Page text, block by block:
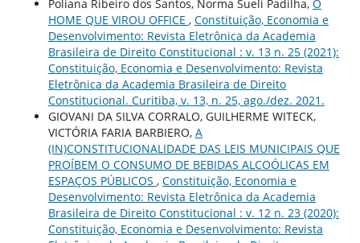
Poliana Ribeiro dos Santos, Norma Sueli Padilha, O
HOME QUE VIROU OFFICE , Constituição, Economia e
Desenvolvimento: Revista Eletrônica da Academia
Brasileira de Direito Constitucional : v. 13 n. 25 (2021):
Constituição, Economia e Desenvolvimento: Revista
Eletrônica da Academia Brasileira de Direito
Constitucional. Curitiba, v. 13, n. 25, ago./dez. 2021.
GIOVANI DA SILVA CORRALO, GUILHERME WITECK,
VICTÓRIA FARIA BARBIERO, A
(IN)CONSTITUCIONALIDADE DAS LEIS MUNICIPAIS QUE
PROÍBEM O CONSUMO DE BEBIDAS ALCOÓLICAS EM
ESPAÇOS PÚBLICOS , Constituição, Economia e
Desenvolvimento: Revista Eletrônica da Academia
Brasileira de Direito Constitucional : v. 12 n. 23 (2020):
Constituição, Economia e Desenvolvimento: Revista